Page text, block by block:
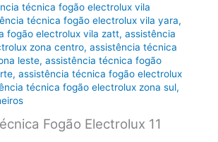
técnica fogão electrolux vila
técnica fogão electrolux vila yara,
fogão electrolux vila zatt,assistência
zona centro,assistência técnica
leste,assistência técnica fogão
,assistência técnica fogão electrolux
técnica fogão electrolux zona sul,
Fogão Electrolux 11